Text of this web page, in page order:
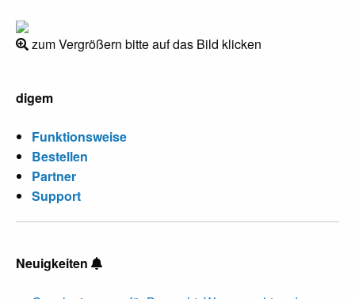
zum Vergrößern bitte auf das Bild klicken
digem
Funktionsweise
Bestellen
Partner
Support
Neuigkeiten